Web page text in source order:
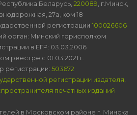
Беларусь, 220089 , г.Минск,
27а, ком 18
регистрации 100026606
орган: Минский горисполком
в ЕГР: 03.03.2006
реестре с 01.03.2021 г.
регистрации: 503672
регистрации издателя,
печатных изданий
в Московском районе г. Минска